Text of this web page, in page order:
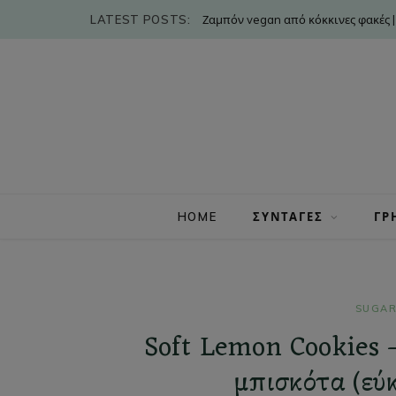
LATEST POSTS: Ζαμπόν vegan από κόκκινες φακές |
HOME ΣΥΝΤΑΓΕΣ
Soft Lemon Cookies
μπισκότα